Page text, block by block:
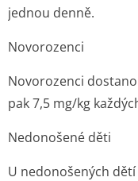
jednou denně.
Novorozenci
Novorozenci
pak 7,5 mg/kg
Nedonošené děti
U nedonošených